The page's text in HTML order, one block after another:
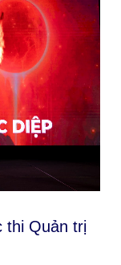
thi Quản trị